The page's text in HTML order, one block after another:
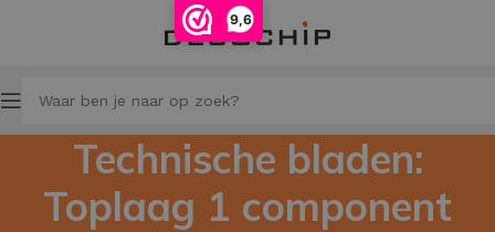
9,6
Technische bladen:
Toplaag 1 component